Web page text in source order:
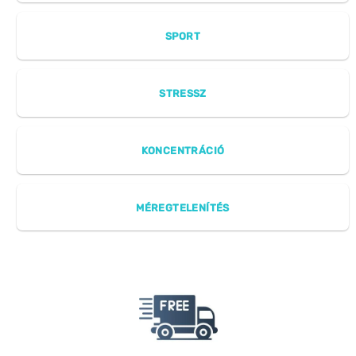
SPORT
STRESSZ
KONCENTRÁCIÓ
MÉREGTELENÍTÉS